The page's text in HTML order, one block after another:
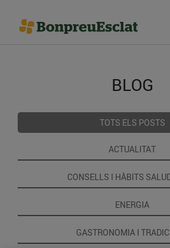
BLOG
TOTS ELS POSTS
ACTUALITAT
CONSELLS I HÀBITS
ENERGIA
GASTRONOMIA I